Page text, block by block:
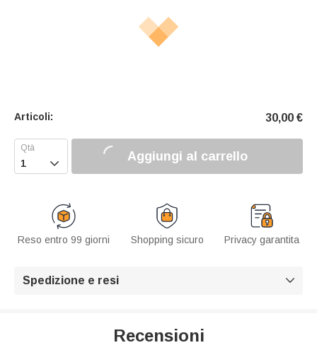
Articoli: 30,00 €
 Aggiungi al carrello
Reso entro 99 giorni Shopping sicuro Privacy garantita
Spedizione e resi 
Recensioni